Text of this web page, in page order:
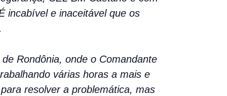
incabível e inaceitável que os
Rondônia, onde o Comandante
várias horas a mais e
resolver a problemática, mas